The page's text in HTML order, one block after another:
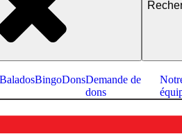
BaladosBingoDonsDemande de
dons